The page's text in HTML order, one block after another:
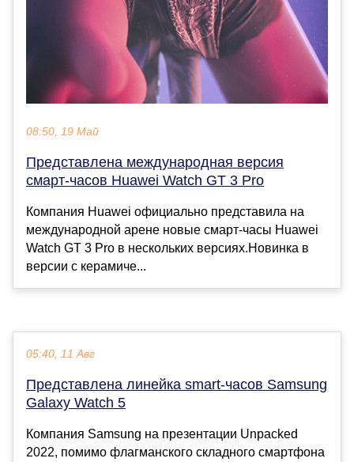
08:50, 19 Май
Представлена международная версия
смарт-часов Huawei Watch GT 3 Pro
Компания Huawei официально представила на
международной арене новые смарт-часы Huawei
Watch GT 3 Pro в нескольких версиях.Новинка в
версии с керамиче...
05:40, 11 Авг
Представлена линейка smart-часов Samsung
Galaxy Watch 5
Компания Samsung на презентации Unpacked
2022, помимо флагманского складного смартфона